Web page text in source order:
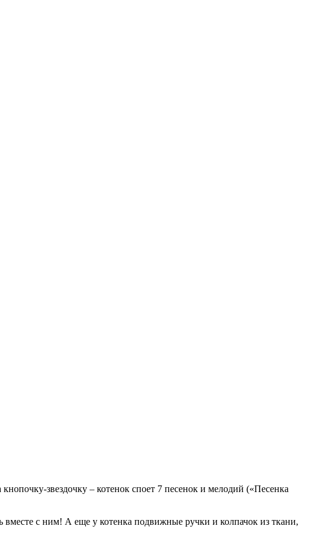
звездочку – котенок споет 7 песенок и мелодий («Песенка
с ним! А еще у котенка подвижные ручки и колпачок из ткани,